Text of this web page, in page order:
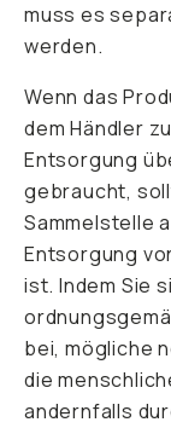
muss es
werden.
Wenn das
dem Händler
Entsorgung
gebraucht,
Sammelstelle
Entsorgung
ist. Indem Sie
bei, mögliche
die
andernfalls